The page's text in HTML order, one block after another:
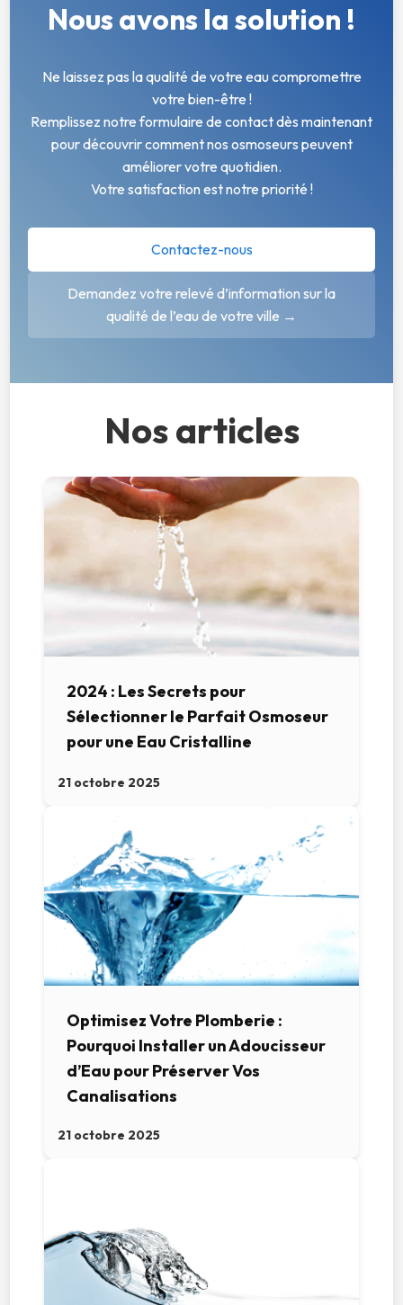
Nous avons la solution !
Ne laissez pas la qualité de votre eau compromettre
votre bien-être !
Remplissez notre formulaire de contact dès maintenant
pour découvrir comment nos osmoseurs peuvent
améliorer votre quotidien.
Votre satisfaction est notre priorité !
Contactez-nous
Demandez votre relevé d’information sur la
qualité de l’eau de votre ville →
Nos articles
2024 : Les Secrets pour
Sélectionner le Parfait Osmoseur
pour une Eau Cristalline
21 octobre 2025
Optimisez Votre Plomberie :
Pourquoi Installer un Adoucisseur
d’Eau pour Préserver Vos
Canalisations
21 octobre 2025